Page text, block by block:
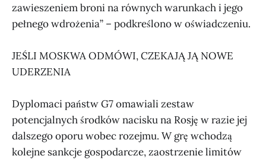
zawieszeniem broni na równych warunkach i jego
pełnego wdrożenia” – podkreślono w oświadczeniu.
JEŚLI MOSKWA ODMÓWI, CZEKAJĄ JĄ NOWE
UDERZENIA
Dyplomaci państw G7 omawiali zestaw
potencjalnych środków nacisku na Rosję w razie jej
dalszego oporu wobec rozejmu. W grę wchodzą
kolejne sankcje gospodarcze, zaostrzenie limitów